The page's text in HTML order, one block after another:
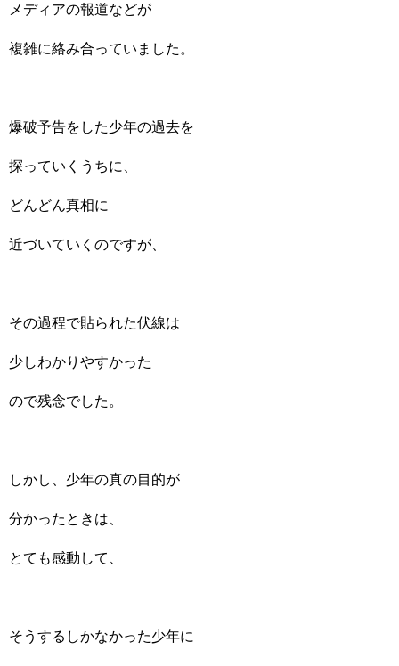
メディアの報道などが
複雑に絡み合っていました。
爆破予告をした少年の過去を
探っていくうちに、
どんどん真相に
近づいていくのですが、
その過程で貼られた伏線は
少しわかりやすかった
ので残念でした。
しかし、少年の真の目的が
分かったときは、
とても感動して、
そうするしかなかった少年に